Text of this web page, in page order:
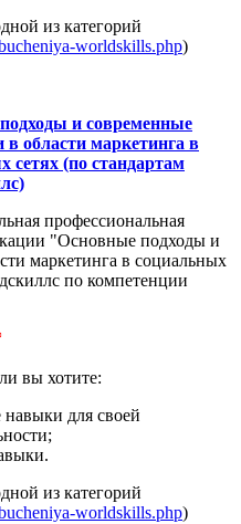
из категорий
worldskills.php)
и современные
в области маркетинга в
сетях (по стандартам
профессиональная
"Основные подходы и
маркетинга в социальных
по компетенции
вы хотите:
для своей
из категорий
worldskills.php)